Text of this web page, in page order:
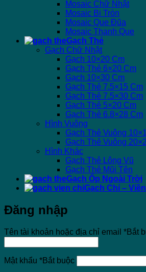
Mosaic Chữ Nhật
Mosaic Bi Tròn
Mosaic Que Đũa
Mosaic Thanh Que
Gạch Thẻ
Gạch Chữ Nhật
Gạch 10×20 Cm
Gạch Thẻ 6×20 Cm
Gạch 10×30 Cm
Gạch Thẻ 7.5×15 Cm
Gạch Thẻ 7.5×30 Cm
Gạch Thẻ 5×20 Cm
Gạch Thẻ 6.8×28 Cm
Hình Vuông
Gạch Thẻ Vuông
Gạch Thẻ Vuông
Hình Khác
Gạch Thẻ Lông Vũ
Gạch Thẻ Mũi Tên
Gạch Ốp Ngoài Trời
Gạch Chỉ – Viền
Đăng nhập
Tên tài khoản hoặc địa chỉ email *Bắt
Mật khẩu *Bắt buộc